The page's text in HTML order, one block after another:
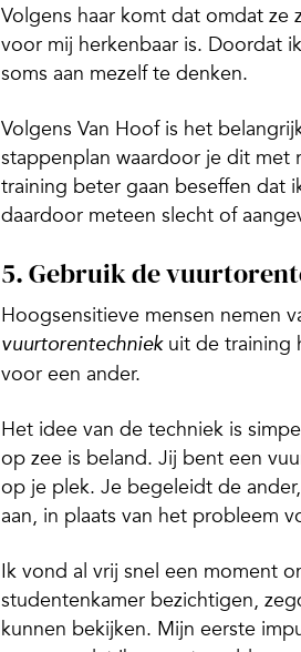
Volgens haar komt dat omdat ze
voor mij herkenbaar is. Doordat
soms aan mezelf te denken.
Volgens Van Hoof is het
stappenplan waardoor je dit met
training beter gaan beseffen dat
daardoor meteen slecht of
5. Gebruik de
Hoogsensitieve mensen nemen
vuurtorentechniekuit de training
voor een ander.
Het idee van de techniek is
op zee is beland. Jij bent een
op je plek. Je begeleidt de
aan, in plaats van het probleem
Ik vond al vrij snel een moment
studentenkamer bezichtigen,
kunnen bekijken. Mijn eerste